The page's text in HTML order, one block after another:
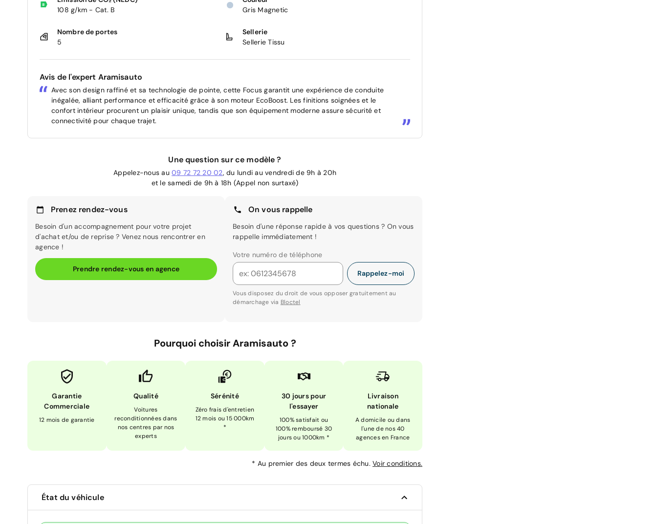
108 g/km - Cat. B
Gris Magnetic
Nombre de portes
5
Sellerie
Sellerie Tissu
Avis de l'expert Aramisauto
Avec son design raffiné et sa technologie de pointe, cette Focus garantit une expérience de conduite
inégalée, alliant performance et efficacité grâce à son moteur EcoBoost. Les finitions soignées et le
confort intérieur procurent un plaisir unique, tandis que son équipement moderne assure sécurité et
connectivité pour chaque trajet.
Une question sur ce modèle ?
Appelez-nous au 09 72 72 20 02, du lundi au vendredi de 9h à 20h
et le samedi de 9h à 18h (Appel non surtaxé)
Prenez rendez-vous
Besoin d'un accompagnement pour votre projet
d'achat et/ou de reprise ? Venez nous rencontrer en
agence !
Prendre rendez-vous en agence
On vous rappelle
Besoin d'une réponse rapide à vos questions ? On vous
rappelle immédiatement !
Votre numéro de téléphone
Rappelez-moi
Vous disposez du droit de vous opposer gratuitement au
démarchage via Bloctel
Pourquoi choisir Aramisauto ?
Garantie
Commerciale
12 mois de garantie
Qualité
Voitures
reconditionnées dans
nos centres par nos
experts
Sérénité
Zéro frais d'entretien
12 mois ou 15 000km
*
30 jours pour
l'essayer
100% satisfait ou
100% remboursé 30
jours ou 1000km *
Livraison
nationale
A domicile ou dans
l'une de nos 40
agences en France
* Au premier des deux termes échu. Voir conditions.
État du véhicule